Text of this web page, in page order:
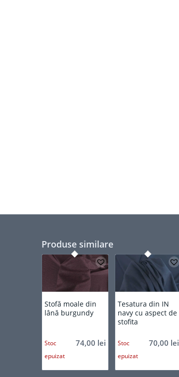
Produse similare
Stofă moale din
lână burgundy
74,00 lei
Stoc
epuizat
Tesatura din IN
navy cu aspect de
stofita
70,00 lei
Stoc
epuizat